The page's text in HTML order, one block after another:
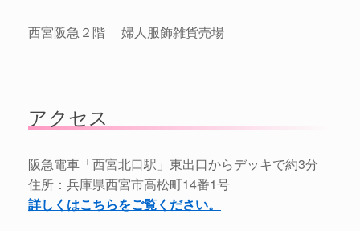
西宮阪急２階 婦人服飾雑貨売場
アクセス
阪急電車「西宮北口駅」東出口からデッキで約3分
住所：兵庫県西宮市高松町14番1号
詳しくはこちらをご覧ください。